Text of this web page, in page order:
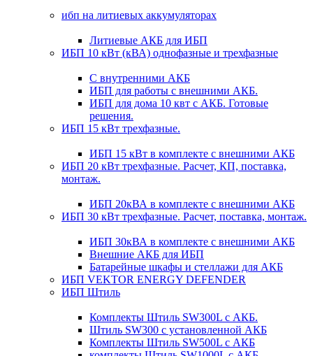
ибп на литиевых аккумуляторах
Литиевые АКБ для ИБП
ИБП 10 кВт (кВА) однофазные и трехфазные
С внутренними АКБ
ИБП для работы с внешними АКБ.
ИБП для дома 10 квт с АКБ. Готовые
решения.
ИБП 15 кВт трехфазные.
ИБП 15 кВт в комплекте с внешними АКБ
ИБП 20 кВт трехфазные. Расчет, КП, поставка,
монтаж.
ИБП 20кВА в комплекте с внешними АКБ
ИБП 30 кВт трехфазные. Расчет, поставка, монтаж.
ИБП 30кВА в комплекте с внешними АКБ
Внешние АКБ для ИБП
Батарейные шкафы и стеллажи для АКБ
ИБП VEKTOR ENERGY DEFENDER
ИБП Штиль
Комплекты Штиль SW300L с АКБ.
Штиль SW300 с установленной АКБ
Комплекты Штиль SW500L с АКБ